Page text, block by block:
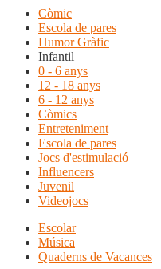
Còmic
Escola de pares
Humor Gràfic
Infantil
0 - 6 anys
12 - 18 anys
6 - 12 anys
Còmics
Entreteniment
Escola de pares
Jocs d'estimulació
Influencers
Juvenil
Videojocs
Escolar
Música
Quaderns de Vacances